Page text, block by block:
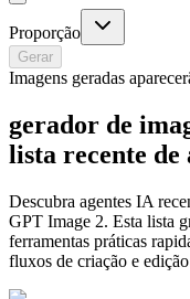
Proporção
Gerar
Imagens geradas
gerador de
lista recente de
Descubra agentes IA
GPT Image 2. Esta lista
ferramentas práticas
fluxos de criação e